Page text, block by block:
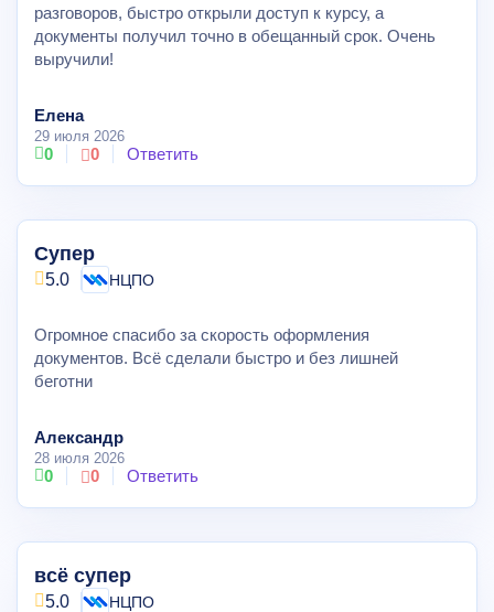
разговоров, быстро открыли доступ к курсу, а
документы получил точно в обещанный срок. Очень
выручили!
Елена
29 июля 2026
0 0 Ответить
5.0
Супер
НЦПО
Огромное спасибо за скорость оформления
документов. Всё сделали быстро и без лишней
беготни
Александр
28 июля 2026
0 0 Ответить
5.0
всё супер
НЦПО